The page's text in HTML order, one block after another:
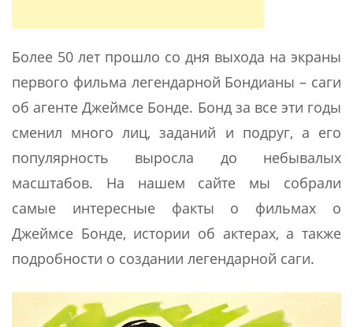
Более 50 лет прошло со дня выхода на экраны
первого фильма легендарной Бондианы – саги
об агенте Джеймсе Бонде. Бонд за все эти годы
сменил много лиц, заданий и подруг, а его
популярность выросла до небывалых
масштабов. На нашем сайте мы собрали
самые интересные факты о фильмах о
Джеймсе Бонде, истории об актерах, а также
подробности о создании легендарной саги.